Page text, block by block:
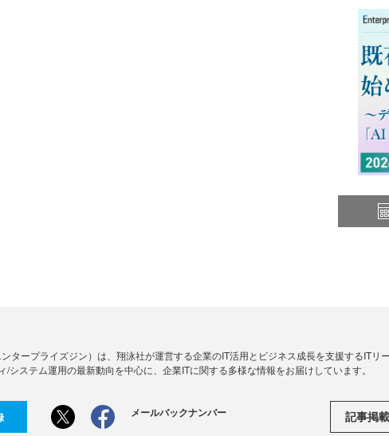
ンタープライズジン）は、翔泳社が運営する企業のIT活用とビジネス成長を支援するITリ
/システム運用の最新動向を中心に、企業ITに関する多様な情報をお届けしています。
メールバックナンバー 記事掲